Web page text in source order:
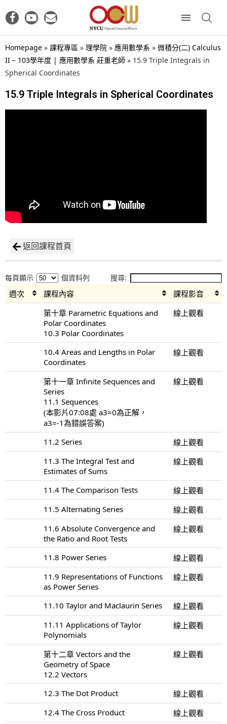
Homepage » 課程專區 » 理學院 » 應用數學系 » 微積分(二) Calculus
II – 103學年度 | 應用數學系 莊重老師 » 15.9 Triple Integrals in
Spherical Coordinates
15.9 Triple Integrals in Spherical Coordinates
返回課程首頁
每頁顯示 個資料列 搜尋:
週次 課程內容
課程影音
第十章 Parametric Equations and
Polar Coordinates
10.3 Polar Coordinates
線上觀看
10.4 Areas and Lengths in Polar
Coordinates
線上觀看
第十一章 Infinite Sequences and
Series
11.1 Sequences
(本影片07:08處 a3=0為正解，
a3=-1為錯誤答案)
線上觀看
11.2 Series
線上觀看
11.3 The Integral Test and
Estimates of Sums
線上觀看
11.4 The Comparison Tests
線上觀看
11.5 Alternating Series
線上觀看
11.6 Absolute Convergence and
the Ratio and Root Tests
線上觀看
11.8 Power Series
線上觀看
11.9 Representations of Functions
as Power Series
線上觀看
11.10 Taylor and Maclaurin Series
線上觀看
11.11 Applications of Taylor
Polynomials
線上觀看
第十二章 Vectors and the
Geometry of Space
12.2 Vectors
線上觀看
12.3 The Dot Product
線上觀看
12.4 The Cross Product
線上觀看